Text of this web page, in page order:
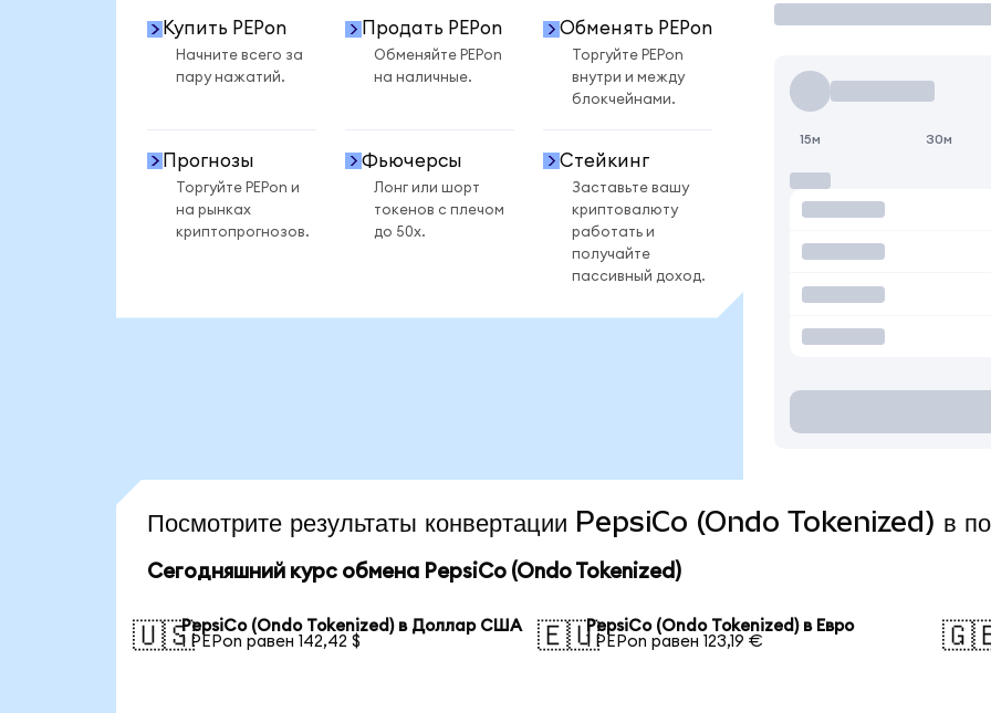
Купить PEPon
Начните всего за
пару нажатий.
Продать PEPon
Обменяйте PEPon
на наличные.
Обменять PEPon
Торгуйте PEPon
внутри и между
блокчейнами.
Прогнозы
Торгуйте PEPon и
на рынках
криптопрогнозов.
Фьючерсы
Лонг или шорт
токенов с плечом
до 50x.
Стейкинг
Заставьте вашу
криптовалюту
работать и
получайте
пассивный доход.
15м 30м
Посмотрите результаты конвертации PepsiCo (Ondo Tokenized) в
Сегодняшний курс обмена PepsiCo (Ondo Tokenized)
🇺🇸PepsiCo (Ondo Tokenized) в Доллар США
1 PEPon равен 142,42 $
🇪🇺PepsiCo (Ondo Tokenized) в Евро
1 PEPon равен 123,19 €